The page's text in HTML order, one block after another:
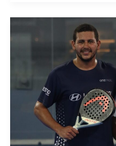
DEL
PERÚ
TOUR
2026